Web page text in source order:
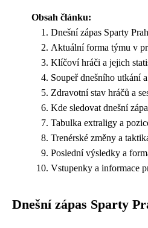
Obsah článku:
Dnešní zápas Sparty
Aktuální forma týmu v
Klíčoví hráči a jejich
Soupeř dnešního utkání
Zdravotní stav hráčů a
Kde sledovat dnešní
Tabulka extraligy a
Trenérské změny a
Poslední výsledky a
Vstupenky a informace
Dnešní zápas Sparty